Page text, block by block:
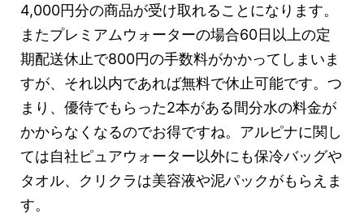
4,000円分の商品が受け取れることになります。
またプレミアムウォーターの場合60日以上の定
期配送休止で800円の手数料がかかってしまいま
すが、それ以内であれば無料で休止可能です。つ
まり、優待でもらった2本がある間分水の料金が
かからなくなるのでお得ですね。アルピナに関し
ては自社ピュアウォーター以外にも保冷バッグや
タオル、クリクラは美容液や泥パックがもらえま
す。